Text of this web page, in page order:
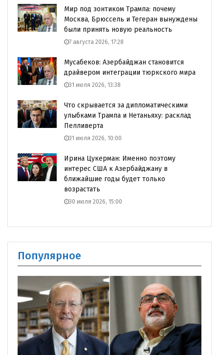
Мир под зонтиком Трампа: почему
Москва, Брюссель и Тегеран вынуждены
были принять новую реальность
7 августа 2026, 17:28
Мусабеков: Азербайджан становится
драйвером интеграции тюркского мира
31 июля 2026, 13:38
Что скрывается за дипломатическими
улыбками Трампа и Нетаньяху: расклад
Пелливерта
31 июля 2026, 10:00
Ирина Цукерман: Именно поэтому
интерес США к Азербайджану в
ближайшие годы будет только
возрастать
30 июля 2026, 15:00
Популярное